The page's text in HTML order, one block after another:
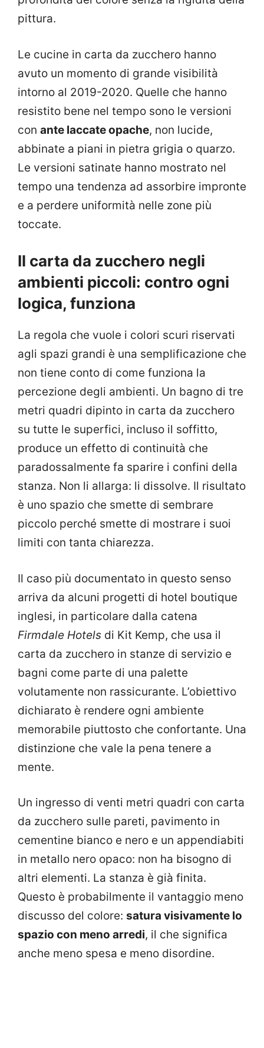
pittura.
Le cucine in carta da zucchero hanno
avuto un momento di grande visibilità
intorno al 2019-2020. Quelle che hanno
resistito bene nel tempo sono le versioni
con ante laccate opache, non lucide,
abbinate a piani in pietra grigia o quarzo.
Le versioni satinate hanno mostrato nel
tempo una tendenza ad assorbire impronte
e a perdere uniformità nelle zone più
toccate.
Il carta da zucchero negli
ambienti piccoli: contro ogni
logica, funziona
La regola che vuole i colori scuri riservati
agli spazi grandi è una semplificazione che
non tiene conto di come funziona la
percezione degli ambienti. Un bagno di tre
metri quadri dipinto in carta da zucchero
su tutte le superfici, incluso il soffitto,
produce un effetto di continuità che
paradossalmente fa sparire i confini della
stanza. Non li allarga: li dissolve. Il risultato
è uno spazio che smette di sembrare
piccolo perché smette di mostrare i suoi
limiti con tanta chiarezza.
Il caso più documentato in questo senso
arriva da alcuni progetti di hotel boutique
inglesi, in particolare dalla catena
Firmdale Hotels di Kit Kemp, che usa il
carta da zucchero in stanze di servizio e
bagni come parte di una palette
volutamente non rassicurante. L’obiettivo
dichiarato è rendere ogni ambiente
memorabile piuttosto che confortante. Una
distinzione che vale la pena tenere a
mente.
Un ingresso di venti metri quadri con carta
da zucchero sulle pareti, pavimento in
cementine bianco e nero e un appendiabiti
in metallo nero opaco: non ha bisogno di
altri elementi. La stanza è già finita.
Questo è probabilmente il vantaggio meno
discusso del colore: satura visivamente lo
spazio con meno arredi, il che significa
anche meno spesa e meno disordine.